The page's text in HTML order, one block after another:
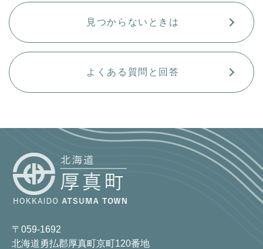
見つからないときは
よくある質問と回答
〒059-1692
北海道勇払郡厚真町京町120番地